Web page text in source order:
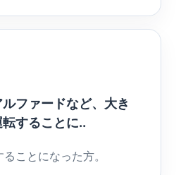
ファードなど、大き
することに..
ことになった方。